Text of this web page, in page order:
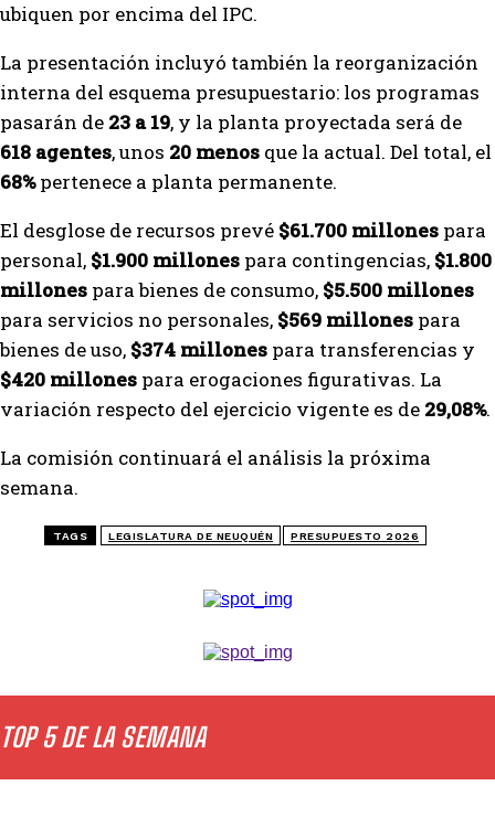
TOP 5 DE LA SEMANA
ubiquen por encima del IPC.
La presentación incluyó también la reorganización
interna del esquema presupuestario: los programas
pasarán de 23 a 19, y la planta proyectada será de
618 agentes, unos 20 menos que la actual. Del total, el
68%pertenece a planta permanente.
El desglose de recursos prevé $61.700 millones para
personal, $1.900 millones para contingencias, $1.800
millones para bienes de consumo, $5.500 millones
para servicios no personales, $569 millones para
bienes de uso, $374 millones para transferencias y
$420 millones para erogaciones figurativas. La
variación respecto del ejercicio vigente es de 29,08%.
La comisión continuará el análisis la próxima
semana.
TAGS LEGISLATURA DE NEUQUÉN PRESUPUESTO 2026